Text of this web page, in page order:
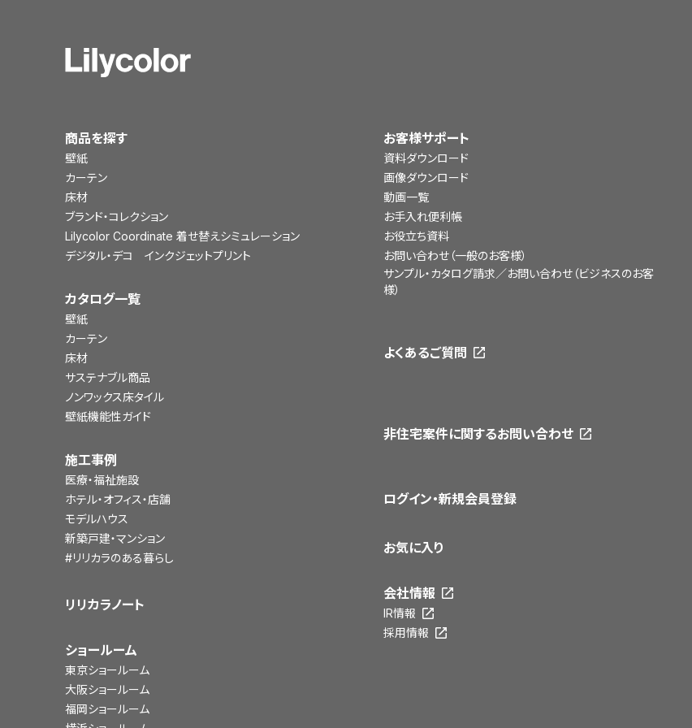
商品を探す
壁紙
カーテン
床材
ブランド・コレクション
Lilycolor Coordinate 着せ替えシミュレーション
デジタル・デコ インクジェットプリント
カタログ一覧
壁紙
カーテン
床材
サステナブル商品
ノンワックス床タイル
壁紙機能性ガイド
施工事例
医療・福祉施設
ホテル・オフィス・店舗
モデルハウス
新築戸建・マンション
#リリカラのある暮らし
リリカラノート
ショールーム
東京ショールーム
大阪ショールーム
福岡ショールーム
お客様サポート
資料ダウンロード
画像ダウンロード
動画一覧
お手入れ便利帳
お役立ち資料
お問い合わせ（一般のお客様）
サンプル・カタログ請求／お問い合わせ（ビジネスのお客
様）
よくあるご質問
非住宅案件に関するお問い合わせ
ログイン・新規会員登録
お気に入り
会社情報
IR情報
採用情報